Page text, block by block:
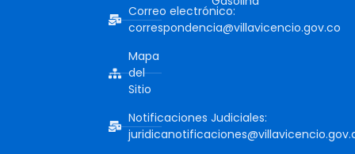
Correo electrónico:
correspondencia@villavicencio.gov.co
Mapa
del
Sitio
Notificaciones Judiciales: